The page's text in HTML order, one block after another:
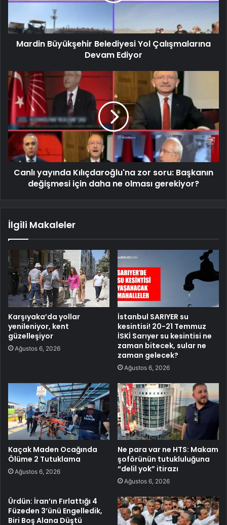
Mardin Büyükşehir Belediyesi Yol Çalışmalarına
Devam Ediyor
Canlı yayında Kılıçdaroğlu'na zor soru: Başkanın
değişmesi için daha ne olması gerekiyor?
İlgili Makaleler
Karşıyaka’da yollar
yenileniyor, kent
güzelleşiyor
Ağustos 6, 2026
İstanbul SARIYER su
kesintisi! 20-21 Temmuz
İSKİ Sarıyer su kesintisi ne
zaman bitecek, sular ne
zaman gelecek?
Ağustos 6, 2026
Kaçak Maden Ocağında
Ölüme 2 Tutuklama
Ağustos 6, 2026
Ne para var ne HTS: Makam
şoförünün tutukluluğuna
“delil yok” itirazı
Ağustos 6, 2026
Ürdün: İran’ın Fırlattığı 4
Füzeden 3’ünü Engelledik,
Biri Boş Alana Düştü